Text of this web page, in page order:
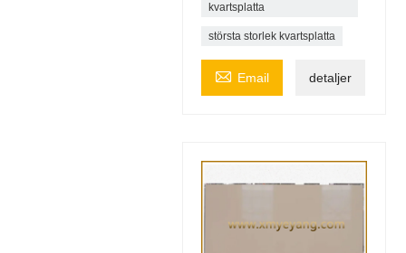
kvartsplatta
största storlek kvartsplatta
 Email detaljer